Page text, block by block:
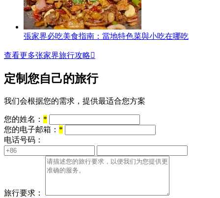
張家界必吃美食指南：當地特色菜與小吃在哪吃
查看更多张家界旅行攻略
定制您自己的旅行
我们会根据您的需求，提供最适合您方案
您的姓名： *
您的电子邮箱： *
电话号码：
旅行要求：